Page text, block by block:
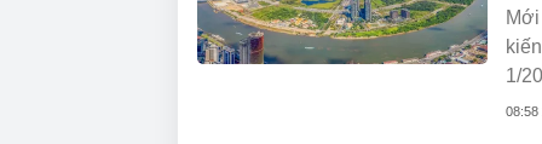
1/
08:58